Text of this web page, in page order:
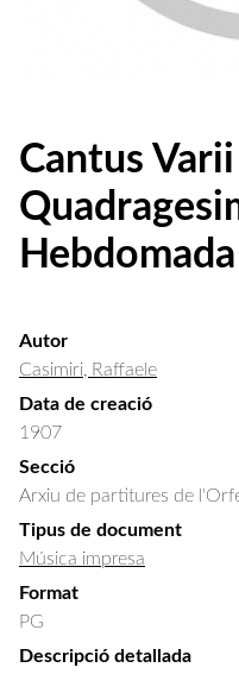
Cantus
Autor
Casimiri, Raffaele
Data de creació
1907
Secció
Arxiu de partitures de
Tipus de document
Música impresa
Format
PG
Descripció detallada